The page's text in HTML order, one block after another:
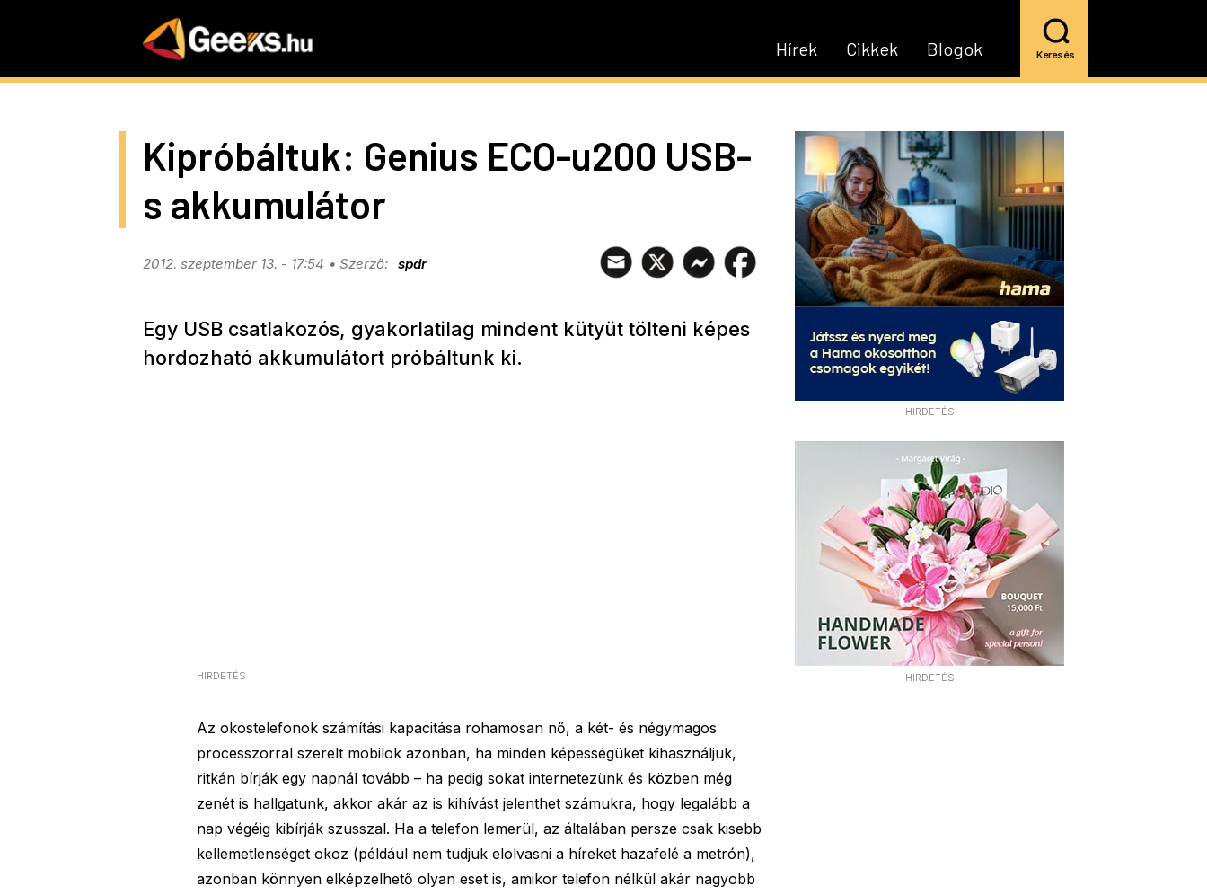
Blogok
Cikkek
Hírek Keresés
HIRDETÉS
HIRDETÉS
Kipróbáltuk: Genius ECO-u200 USB-
s akkumulátor
2012. szeptember 13. - 17:54 spdr
Egy USB csatlakozós, gyakorlatilag mindent kütyüt tölteni képes
hordozható akkumulátort próbáltunk ki.
HIRDETÉS
Az okostelefonok számítási kapacitása rohamosan nő, a két- és négymagos
processzorral szerelt mobilok azonban, ha minden képességüket kihasználjuk,
ritkán bírják egy napnál tovább – ha pedig sokat internetezünk és közben még
zenét is hallgatunk, akkor akár az is kihívást jelenthet számukra, hogy legalább a
nap végéig kibírják szusszal. Ha a telefon lemerül, az általában persze csak kisebb
kellemetlenséget okoz (például nem tudjuk elolvasni a híreket hazafelé a metrón),
azonban könnyen elképzelhető olyan eset is, amikor telefon nélkül akár nagyobb